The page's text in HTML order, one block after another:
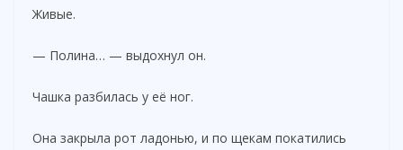
Живые.
— Полина… — выдохнул он.
Чашка разбилась у её ног.
Она закрыла рот ладонью, и по щекам покатились